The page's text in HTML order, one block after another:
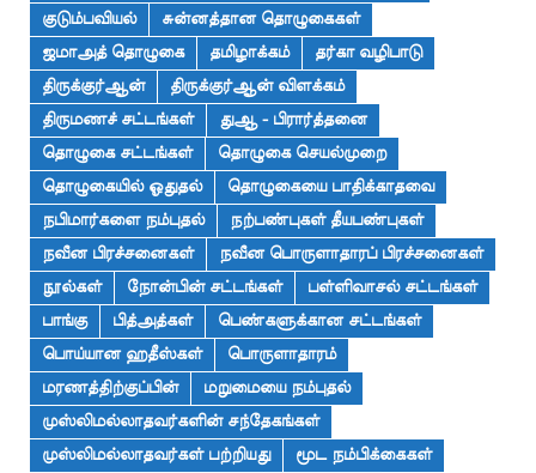
குடும்பவியல்
சுன்னத்தான தொழுகைகள்
ஜமாஅத் தொழுகை
தமிழாக்கம்
தர்கா வழிபாடு
திருக்குர்ஆன்
திருக்குர்ஆன் விளக்கம்
திருமணச் சட்டங்கள்
துஆ - பிரார்த்தனை
தொழுகை சட்டங்கள்
தொழுகை செயல்முறை
தொழுகையில் ஓதுதல்
தொழுகையை பாதிக்காதவை
நபிமார்களை நம்புதல்
நற்பண்புகள் தீயபண்புகள்
நவீன பிரச்சனைகள்
நவீன பொருளாதாரப் பிரச்சனைகள்
நூல்கள்
நோன்பின் சட்டங்கள்
பள்ளிவாசல் சட்டங்கள்
பாங்கு
பித்அத்கள்
பெண்களுக்கான சட்டங்கள்
பொய்யான ஹதீஸ்கள்
பொருளாதாரம்
மரணத்திற்குப்பின்
மறுமையை நம்புதல்
முஸ்லிமல்லாதவர்களின் சந்தேகங்கள்
முஸ்லிமல்லாதவர்கள் பற்றியது
மூட நம்பிக்கைகள்